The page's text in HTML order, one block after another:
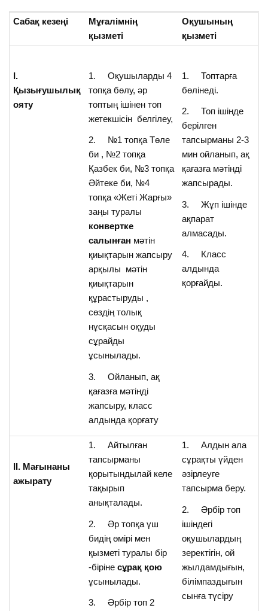
Сабақ кезеңі
Мұғалімнің
қызметі
Оқушының
қызметі
І.
Қызығушылық
ояту
1. Оқушыларды 4
топқа бөлу, әр
топтың ішінен топ
жетекшісін белгілеу,
2. №1 топқа Төле
би , №2 топқа
Қазбек би, №3 топқа
Әйтеке би, №4
топқа «Жеті Жарғы»
заңы туралы
конвертке
салынған мәтін
қиықтарын жапсыру
арқылы мәтін
қиықтарын
құрастыруды ,
сөздің толық
нұсқасын оқуды
сұрайды
ұсынылады.
3. Ойланып, ақ
қағазға мәтінді
жапсыру, класс
алдында қорғату
1. Топтарға
бөлінеді.
2. Топ ішінде
берілген
тапсырманы 2-3
мин ойланып, ақ
қағазға мәтінді
жапсырады.
3. Жұп ішінде
ақпарат
алмасады.
4. Класс
алдында
қорғайды.
ІІ. Мағынаны
ажырату
1. Айтылған
тапсырманы
қорытындылай келе
тақырып
анықталады.
2. Әр топқа үш
бидің өмірі мен
қызметі туралы бір
-бірінесұрақ қою
ұсынылады.
3. Әрбір топ 2
1. Алдын ала
сұрақты үйден
әзірлеуге
тапсырма беру.
2. Әрбір топ
ішіндегі
оқушылардың
зеректігін, ой
жылдамдығын,
білімпаздығын
сынға түсіру